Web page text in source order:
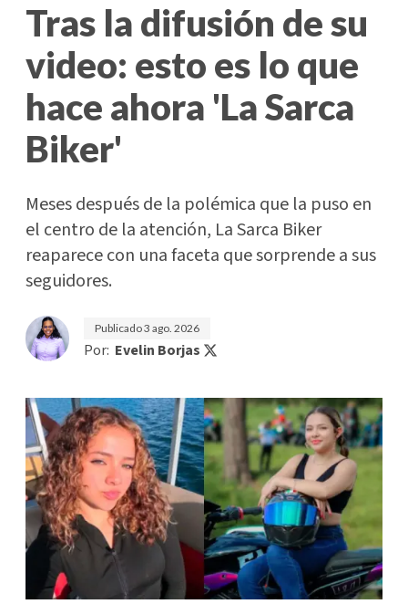
Tras la difusión de su
video: esto es lo que
hace ahora 'La Sarca
Biker'
Meses después de la polémica que la puso en
el centro de la atención, La Sarca Biker
reaparece con una faceta que sorprende a sus
seguidores.
Publicado3 ago. 2026
Por: Evelin Borjas